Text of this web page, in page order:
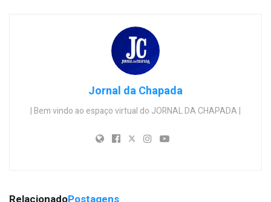
Jornal da Chapada
| Bem vindo ao espaço virtual do JORNAL DA CHAPADA |